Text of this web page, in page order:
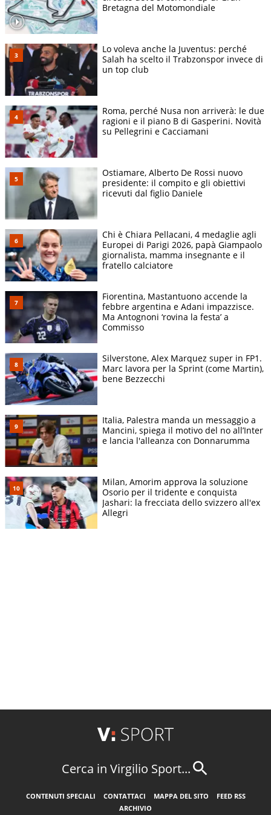
grazie ad una McLaren superiore nella seconda parte di
stagione ma qualche errore di troppo a causa dell'enorme
pressione rende impossibile quella che già era una mission
impossibile.
Punti e piazzamenti in gara ottenuti da
Lando Norris nel mondiale 2026
Lando Norris è 5° in classifica con un totale di 128 punti
ottenuti con i seguenti piazzamenti:
Num Gran premio
1
Australia GP 5
China GP
Japan GP
4
Miami GP
18
5
Canada GP RITIRATO
0
6
Monaco GP RITIRATO
7
Barcelona GP
8
Austria GP 7
9
Great Britain GP 4
12
10
Belgium GP
11
Hungary GP
ANSA
Bretagna del Motomondiale
Lo voleva anche la Juventus: perché
Salah ha scelto il Trabzonspor invece di
un top club
Roma, perché Nusa non arriverà: le due
ragioni e il piano B di Gasperini. Novità
su Pellegrini e Cacciamani
Ostiamare, Alberto De Rossi nuovo
presidente: il compito e gli obiettivi
ricevuti dal figlio Daniele
Chi è Chiara Pellacani, 4 medaglie agli
Europei di Parigi 2026, papà Giampaolo
giornalista, mamma insegnante e il
fratello calciatore
Fiorentina, Mastantuono accende la
febbre argentina e Adani impazzisce.
Ma Antognoni ‘rovina la festa’ a
Commisso
Silverstone, Alex Marquez super in FP1.
Marc lavora per la Sprint (come Martin),
bene Bezzecchi
Italia, Palestra manda un messaggio a
Mancini, spiega il motivo del no all’Inter
e lancia l'alleanza con Donnarumma
Milan, Amorim approva la soluzione
Osorio per il tridente e conquista
Jashari: la frecciata dello svizzero all'ex
Allegri
Cerca in Virgilio Sport...
CONTENUTI SPECIALI CONTATTACI MAPPA DEL SITO
FEED RSS
ARCHIVIO